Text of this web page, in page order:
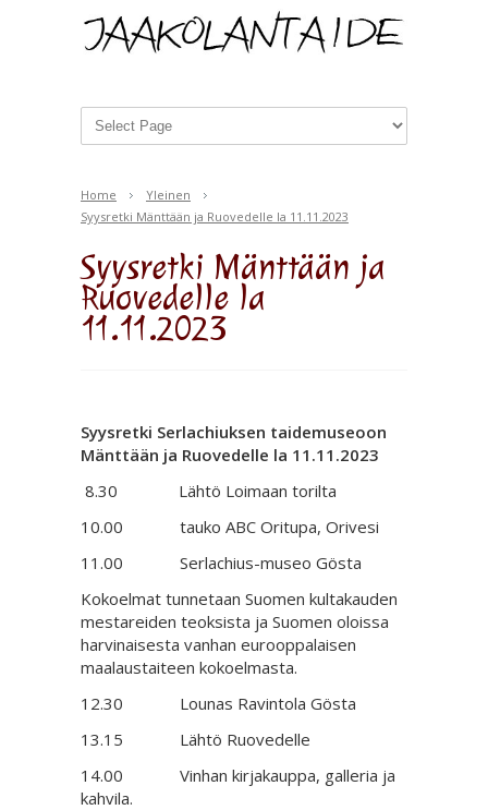
Home
Yleinen
Syysretki Mänttään ja Ruovedelle la 11.11.2023
Syysretki Mänttään ja
Ruovedelle la
11.11.2023
Syysretki Serlachiuksen taidemuseoon
Mänttään ja Ruovedelle la 11.11.2023
8.30 Lähtö Loimaan torilta
10.00 tauko ABC Oritupa, Orivesi
11.00 Serlachius-museo Gösta
Kokoelmat tunnetaan Suomen kultakauden
mestareiden teoksista ja Suomen oloissa
harvinaisesta vanhan eurooppalaisen
maalaustaiteen kokoelmasta.
12.30 Lounas Ravintola Gösta
13.15 Lähtö Ruovedelle
14.00 Vinhan kirjakauppa, galleria ja
kahvila.